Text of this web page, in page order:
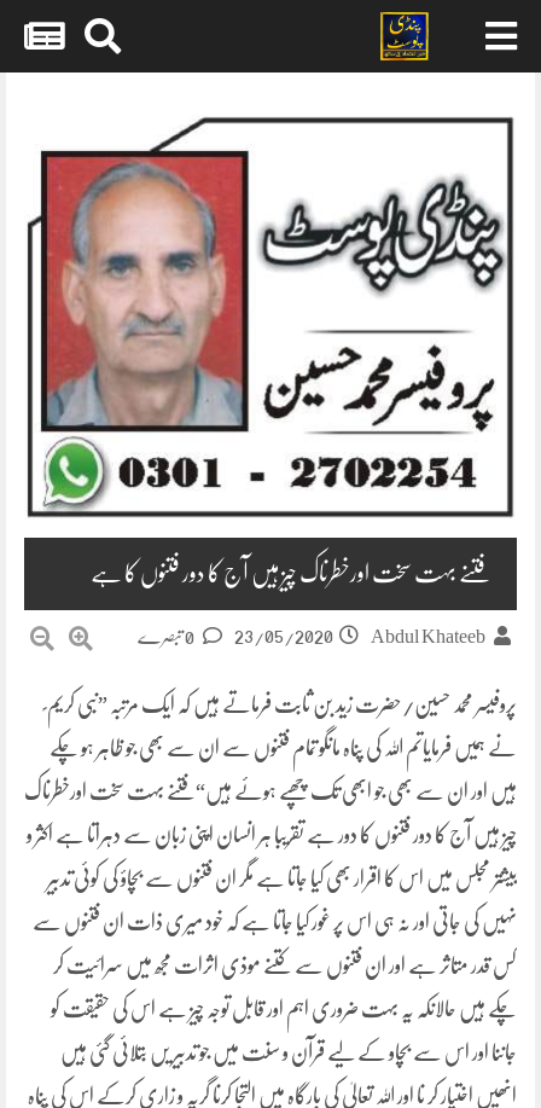
content
فتنے بہت سخت اورخطرناک چیز ہیں آج کا دور فتنوں کا ہے
Abdul Khateeb
23/05/2020
پروفیسر محمد حسین/حضرت زید بن ثابت فرماتے ہیں کہ ایک مرتبہ ”نبی کریم ؐ
نے ہمیں فرمایاتم اللہ کی پناہ مانگو تمام فتنوں سے ان سے بھی جو ظاہر ہو چکے
ہیں اور ان سے بھی جو ابھی تک چھپے ہوئے ہیں“فتنے بہت سخت اورخطرناک
چیز ہیں آج کا دور فتنوں کا دور ہے تقریبا ہر انسان اپنی زبان سے دہراتا ہے اکثر و
بیشتر مجلس میں اس کا اقرار بھی کیا جاتا ہے مگر ان فتنوں سے بچاؤ کی کوئی تدبیر
نہیں کی جاتی اور نہ ہی اس پر غور کیا جاتا ہے کہ خود میری ذات ان فتنوں سے
کس قدر متاثر ہے اور ان فتنوں سے کتنے موذی اثرات مجھ میں سرائیت کر
چکے ہیں حالانکہ یہ بہت ضروری اہم اور قابل توجہ چیز ہے اس کی حقیقت کو
جاننا اور اس سے بچاو کے لیے قرآن و سنت میں جو تدبیر یں بتلائی گئی ہیں
انھیں اختیار کر نا اور اللہ تعالیٰ کی بارگاہ میں التجا کرنا گریہ و زاری کرکے اس کی پناہ